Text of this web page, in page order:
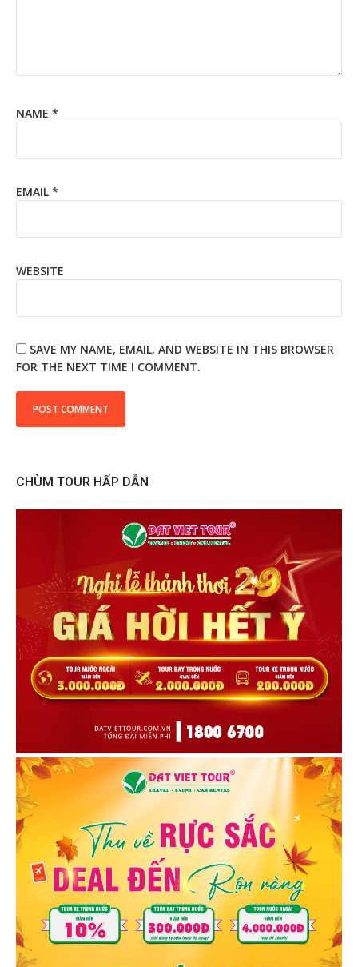
NAME *
EMAIL *
WEBSITE
SAVE MY NAME, EMAIL, AND WEBSITE IN THIS BROWSER
FOR THE NEXT TIME I COMMENT.
CHÙM TOUR HẤP DẪN